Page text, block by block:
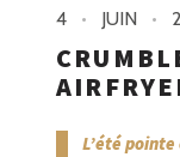
4 JUIN
L’été